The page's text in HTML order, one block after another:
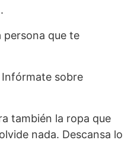
persona que te
sobre
también la ropa que
nada. Descansa lo